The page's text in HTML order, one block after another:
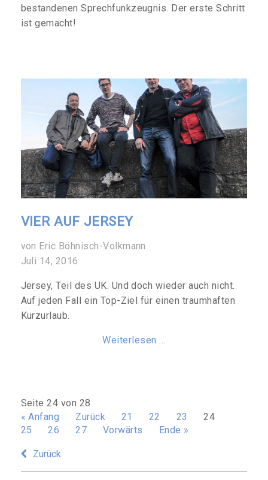
bestandenen Sprechfunkzeugnis. Der erste Schritt
ist gemacht!
VIER AUF JERSEY
von Eric Böhnisch-Volkmann
Juli 14, 2016
Jersey, Teil des UK. Und doch wieder auch nicht.
Auf jeden Fall ein Top-Ziel für einen traumhaften
Kurzurlaub.
Weiterlesen …
Seite 24 von 28
« Anfang
Zurück 21 22 23
24
25
26 27 Vorwärts Ende »
Zurück